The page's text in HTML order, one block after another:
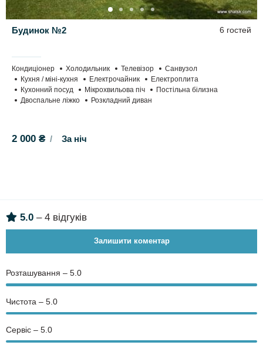
Будинок №2 6 гостей
Кондиціонер Холодильник Телевізор
Санвузол
Кухня / міні-кухня
Електрочайник
Електроплита
Кухонний посуд
Мікрохвильова піч
Постільна білизна
Двоспальне ліжко
Розкладний диван
2 000 ₴ За ніч
5.0 – 4 відгуків
Залишити коментар
Розташування – 5.0
Чистота – 5.0
Сервіс – 5.0